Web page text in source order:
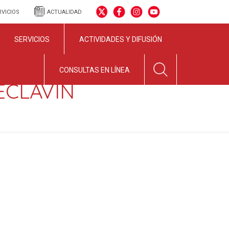
ACTUALIDAD
SERVICIOS ACTIVIDADES Y DIFUSIÓN
CONSULTAS EN LÍNEA